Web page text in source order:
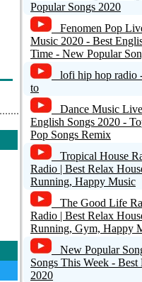
Popular Songs 2020
Fenomen Pop
Music 2020 - Best
Time - New Popular
lofi hip hop radio
to
Dance Music
English Songs 2020 -
Pop Songs Remix
Tropical House
Radio | Best Relax
Running, Happy Music
The Good Life
Radio | Best Relax
Running, Gym, Happy
New Popular
Songs This Week -
2020